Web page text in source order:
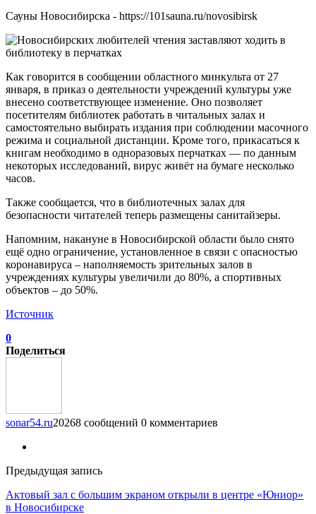
Сауны Новосибирска - https://101sauna.ru/novosibirsk
Как говорится в сообщении областного минкульта от 27
января, в приказ о деятельности учреждений культуры уже
внесено соответствующее изменение. Оно позволяет
посетителям библиотек работать в читальных залах и
самостоятельно выбирать издания при соблюдении масочного
режима и социальной дистанции. Кроме того, прикасаться к
книгам необходимо в одноразовых перчатках — по данным
некоторых исследований, вирус живёт на бумаге несколько
часов.
Также сообщается, что в библиотечных залах для
безопасности читателей теперь размещены санитайзеры.
Напомним, накануне в Новосибирской области было снято
ещё одно ограничение, установленное в связи с опасностью
коронавируса – наполняемость зрительных залов в
учреждениях культуры увеличили до 80%, а спортивных
объектов – до 50%.
Источник
0
Поделиться
sonar54.ru20268 сообщений 0 комментариев
Предыдущая запись
Актовый зал с большим экраном открыли в центре «Юниор»
в Новосибирске